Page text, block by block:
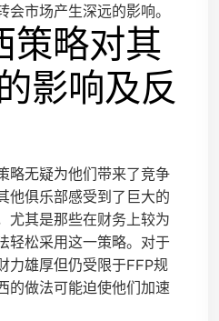
市场产生深远的影响。
策略对其
影响及反
略无疑为他们带来了竞争
他俱乐部感受到了巨大的
尤其是那些在财务上较为
轻松采用这一策略。对于
力雄厚但仍受限于FFP规
的做法可能迫使他们加速